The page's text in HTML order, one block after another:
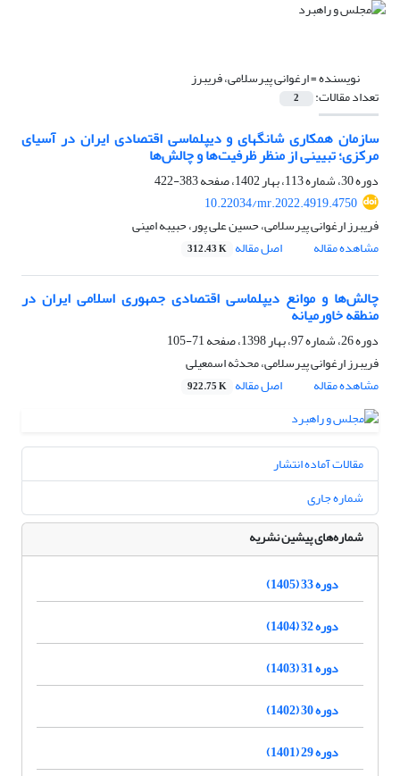
نویسنده =ارغوانی پیرسلامی، فریبرز
تعداد مقالات: 2
سازمان همکاری شانگهای و دیپلماسی اقتصادی ایران در آسیای
مرکزی؛ تبیینی از منظر ظرفیت‌ها و چالش‌ها
دوره 30، شماره 113، بهار 1402، صفحه
383-422
10.22034/mr.2022.4919.4750
فریبرز ارغوانی پیرسلامی، حسین علی پور، حبیبه امینی
مشاهده مقاله
اصل مقاله 312.43 K
چالش‌ها و موانع دیپلماسی اقتصادی جمهوری اسلامی ایران در
منطقه خاورمیانه
دوره 26، شماره 97، بهار 1398، صفحه
71-105
فریبرز ارغوانی پیرسلامی، محدثه اسمعیلی
مشاهده مقاله
اصل مقاله 922.75 K
مقالات آماده انتشار
شماره جاری
شماره‌های پیشین نشریه
دوره 33 (1405)
دوره 32 (1404)
دوره 31 (1403)
دوره 30 (1402)
دوره 29 (1401)